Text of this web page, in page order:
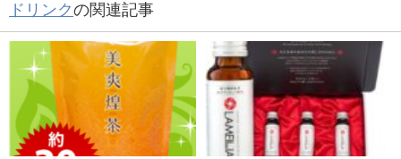
ドリンクの関連記事